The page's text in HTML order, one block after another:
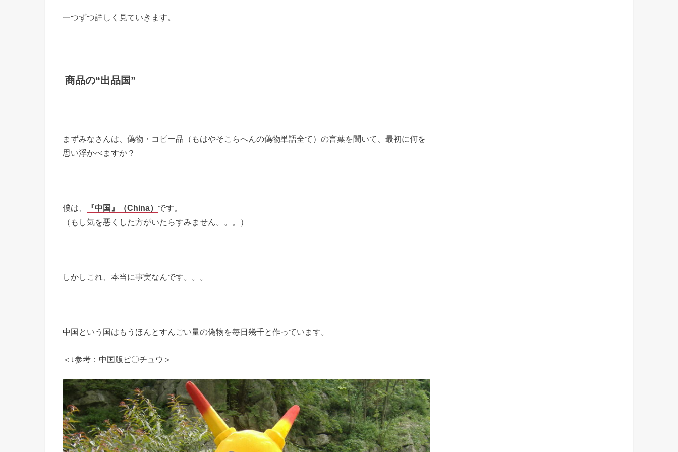
一つずつ詳しく見ていきます。
商品の“出品国”
まずみなさんは、偽物・コピー品（もはやそこらへんの偽物単語全て）の言葉を聞いて、最初に何を
思い浮かべますか？
僕は、 『中国』（China） です。
（もし気を悪くした方がいたらすみません。。。）
しかしこれ、本当に事実なんです。。。
中国という国はもうほんとすんごい量の偽物を毎日幾千と作っています。
＜↓参考：中国版ピ〇チュウ＞